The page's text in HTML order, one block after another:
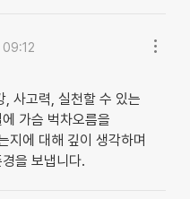
, 사고력, 실천할 수 있는
가슴 벅차오름을
지에 대해 깊이 생각하며
을 보냅니다.